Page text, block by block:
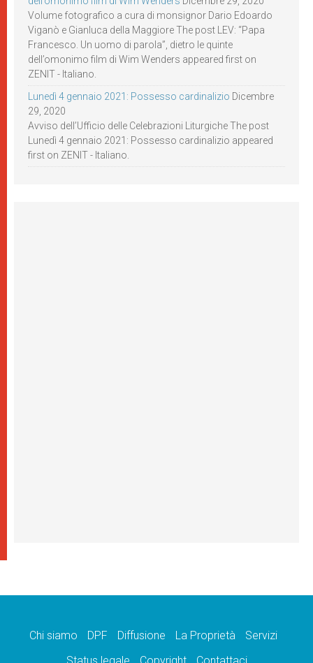
Volume fotografico a cura di monsignor Dario Edoardo
Viganò e Gianluca della Maggiore The post LEV: “Papa
Francesco. Un uomo di parola”, dietro le quinte
dell’omonimo film di Wim Wenders appeared first on
ZENIT - Italiano.
Lunedì 4 gennaio 2021: Possesso cardinalizio Dicembre
29, 2020
Avviso dell’Ufficio delle Celebrazioni Liturgiche The post
Lunedì 4 gennaio 2021: Possesso cardinalizio appeared
first on ZENIT - Italiano.
Chi siamo DPF Diffusione La Proprietà
Servizi